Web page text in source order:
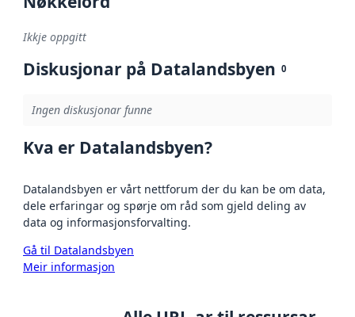
Ikkje oppgitt
Diskusjonar på Datalandsbyen 0
Ingen diskusjonar funne
Kva er Datalandsbyen?
Datalandsbyen er vårt nettforum der du kan be om data,
dele erfaringar og spørje om råd som gjeld deling av
data og informasjonsforvalting.
Gå til Datalandsbyen
Meir informasjon